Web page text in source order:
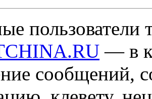
пользователи
— в
сообщений,